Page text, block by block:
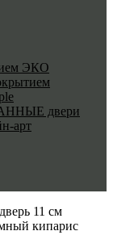
ЭКО
двери
арт
11 см
кипарис